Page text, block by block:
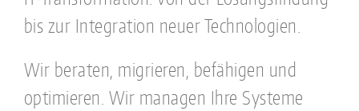
bis zur Integration neuer Technologien.
Wir beraten, migrieren, befähigen und
optimieren. Wir managen Ihre Systeme